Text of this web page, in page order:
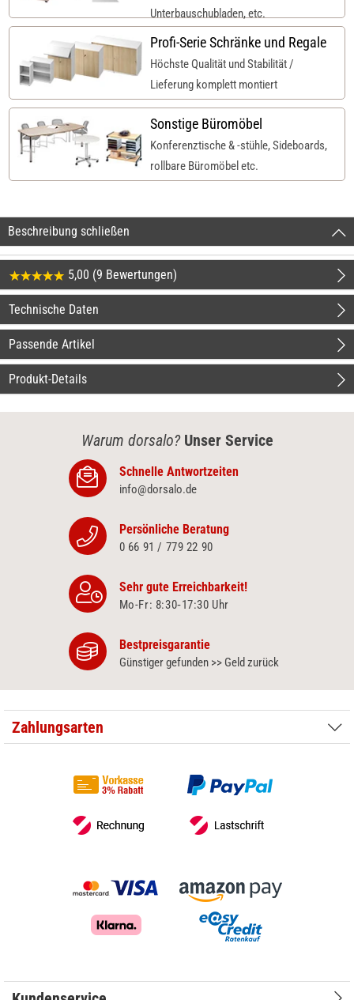
Unterbauschubladen, etc.
Profi-Serie Schränke und Regale
Höchste Qualität und Stabilität /
Lieferung komplett montiert
Sonstige Büromöbel
Konferenztische & -stühle, Sideboards,
rollbare Büromöbel etc.
Beschreibung schließen
5,00 (9 Bewertungen)
Technische Daten
Passende Artikel
Produkt-Details
Warum dorsalo? Unser Service
Schnelle Antwortzeiten
info@dorsalo.de
Persönliche Beratung
0 66 91 / 779 22 90
Sehr gute Erreichbarkeit!
Mo-Fr: 8:30‑17:30 Uhr
Bestpreisgarantie
Günstiger gefunden >> Geld zurück
Zahlungsarten